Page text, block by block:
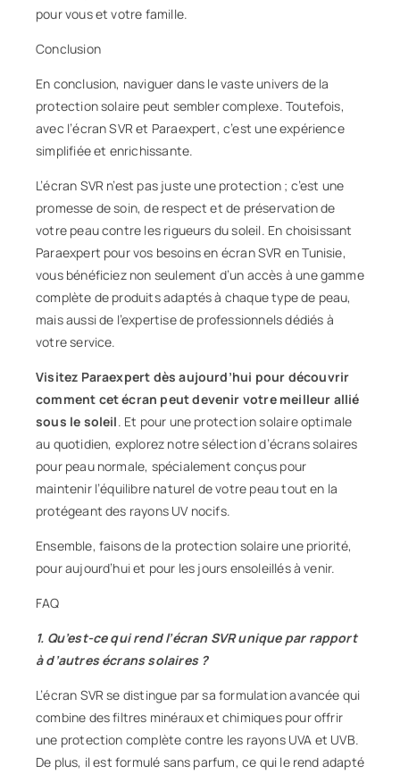
pour vous et votre famille.
Conclusion
En conclusion, naviguer dans le vaste univers de la
protection solaire peut sembler complexe. Toutefois,
avec l’écran SVR et Paraexpert, c’est une expérience
simplifiée et enrichissante.
L’écran SVR n’est pas juste une protection ; c’est une
promesse de soin, de respect et de préservation de
votre peau contre les rigueurs du soleil. En choisissant
Paraexpert pour vos besoins en écran SVR en Tunisie,
vous bénéficiez non seulement d’un accès à une gamme
complète de produits adaptés à chaque type de peau,
mais aussi de l’expertise de professionnels dédiés à
votre service.
Visitez Paraexpert dès aujourd’hui pour découvrir
comment cet écran peut devenir votre meilleur allié
sous le soleil. Et pour une protection solaire optimale
au quotidien, explorez notre sélection d’écrans solaires
pour peau normale, spécialement conçus pour
maintenir l’équilibre naturel de votre peau tout en la
protégeant des rayons UV nocifs.
Ensemble, faisons de la protection solaire une priorité,
pour aujourd’hui et pour les jours ensoleillés à venir.
FAQ
1. Qu’est-ce qui rend l’écran SVR unique par rapport
à d’autres écrans solaires ?
L’écran SVR se distingue par sa formulation avancée qui
combine des filtres minéraux et chimiques pour offrir
une protection complète contre les rayons UVA et UVB.
De plus, il est formulé sans parfum, ce qui le rend adapté